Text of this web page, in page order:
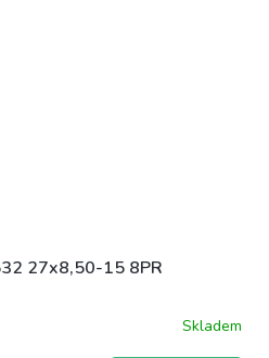
27x8,50-15 8PR
Skladem